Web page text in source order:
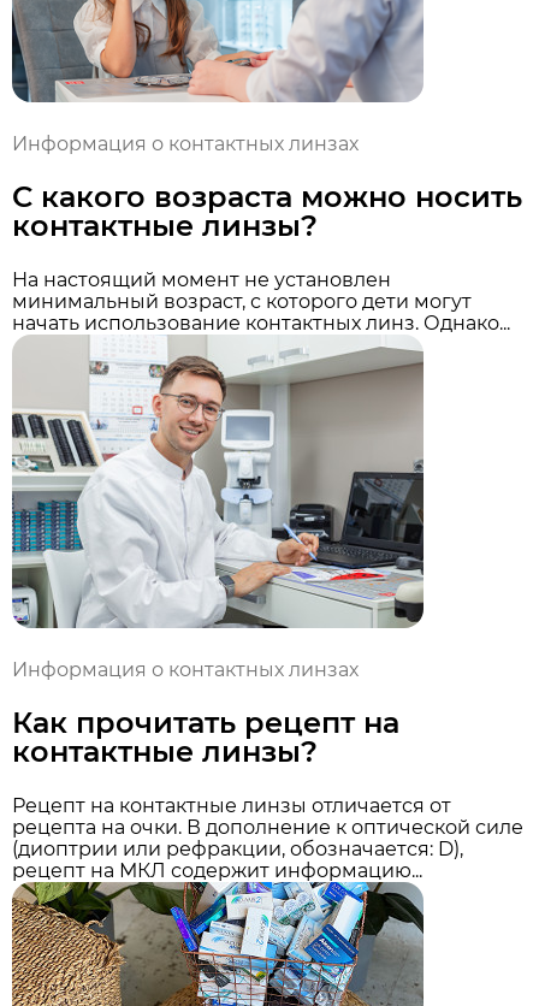
Информация о контактных линзах
С какого возраста можно носить
контактные линзы?
На настоящий момент не установлен
минимальный возраст, с которого дети могут
начать использование контактных линз. Однако...
Информация о контактных линзах
Как прочитать рецепт на
контактные линзы?
Рецепт на контактные линзы отличается от
рецепта на очки. В дополнение к оптической силе
(диоптрии или рефракции, обозначается: D),
рецепт на МКЛ содержит информацию...